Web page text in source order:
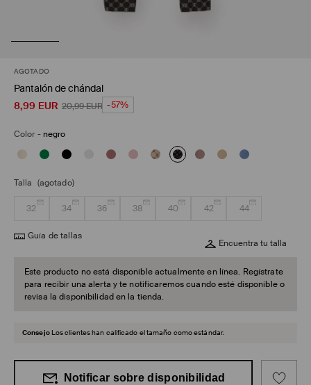
AGOTADO
Pantalón de chándal
8,99 EUR 20,99EUR -57%
Color - negro
Talla (agotado)
32 34 36 38 40 42 44
Guía de tallas
Encuentra tu talla
Este producto no está disponible actualmente en línea. Regístrate
para recibir una alerta y te notificaremos cuando esté disponible o
revisa la disponibilidad en la tienda.
Consejo Los clientes han calificado el tamaño como estándar.
Notificar sobre disponibilidad